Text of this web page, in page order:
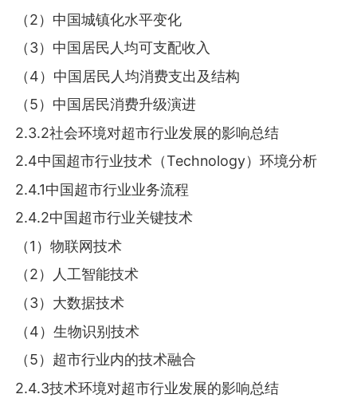
（2）中国城镇化水平变化
（3）中国居民人均可支配收入
（4）中国居民人均消费支出及结构
（5）中国居民消费升级演进
2.3.2社会环境对超市行业发展的影响总结
2.4中国超市行业技术（Technology）环境分析
2.4.1中国超市行业业务流程
2.4.2中国超市行业关键技术
（1）物联网技术
（2）人工智能技术
（3）大数据技术
（4）生物识别技术
（5）超市行业内的技术融合
2.4.3技术环境对超市行业发展的影响总结